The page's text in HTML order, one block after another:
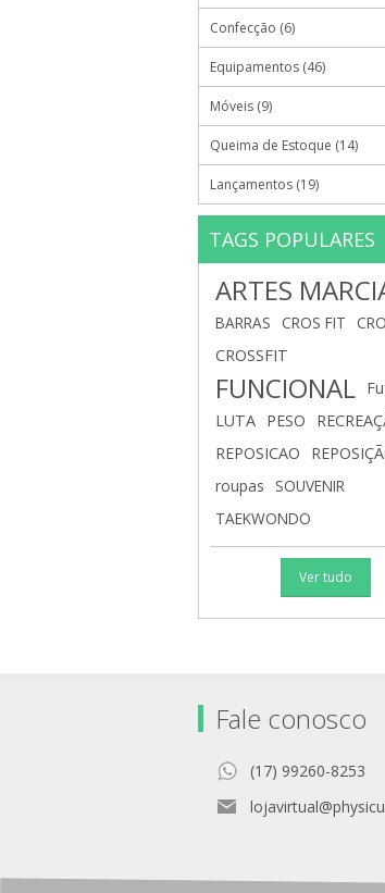
Confecção (6)
Equipamentos (46)
Móveis (9)
Queima de Estoque (14)
Lançamentos (19)
TAGS POPULARES
ARTES
BARRAS CROS FIT
CROSSFIT
FUNCIONAL
LUTA PESO
REPOSICAO
roupas
SOUVENIR
TAEKWONDO
Ver tudo
Fale conosco
(17) 99260-8253